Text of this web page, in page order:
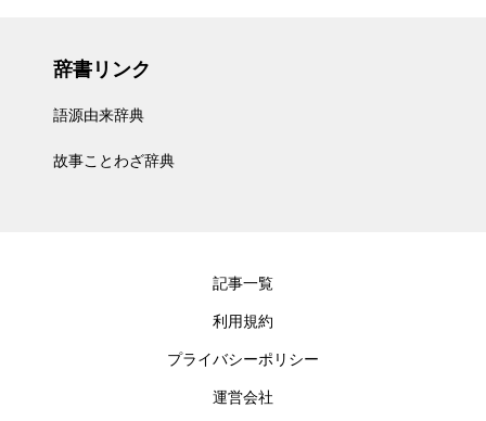
辞書リンク
語源由来辞典
故事ことわざ辞典
記事一覧
利用規約
プライバシーポリシー
運営会社